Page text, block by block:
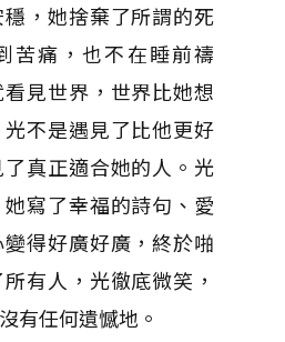
，她捨棄了所謂的死
苦痛，也不在睡前禱
見世界，世界比她想
不是遇見了比他更好
真正適合她的人。光
寫了幸福的詩句、愛
得好廣好廣，終於啪
有人，光徹底微笑，
有任何遺憾地。